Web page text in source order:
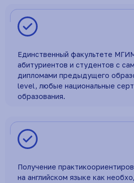
Единственный факультете
абитуриентов и студентов с
дипломами предыдущего
level, любые национальные
образования.
Получение
на английском языке как